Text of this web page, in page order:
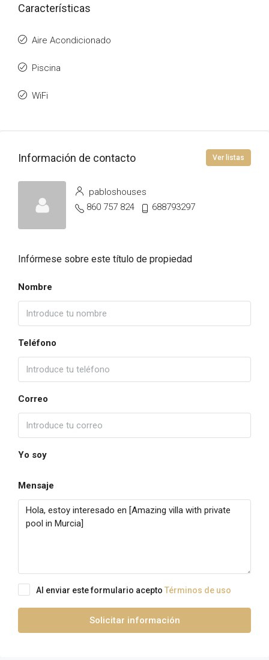
Características
Aire Acondicionado
Piscina
WiFi
Información de contacto Ver listas
pabloshouses
860 757 824
688793297
Infórmese sobre este título de propiedad
Nombre
Teléfono
Correo
Yo soy
Mensaje
Al enviar este formulario acepto Términos de uso
Solicitar información